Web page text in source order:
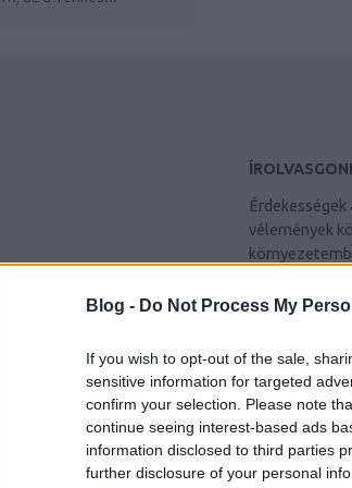
Blog - Do Not Process My
If you wish to opt-out of the sale,
sensitive information for targeted
confirm your selection. Please note
continue seeing interest-based ads
information disclosed to third parties
further disclosure of your personal
vélemények
tévedés, a
feltétlen bízott
21:58
Az
MTA rendes